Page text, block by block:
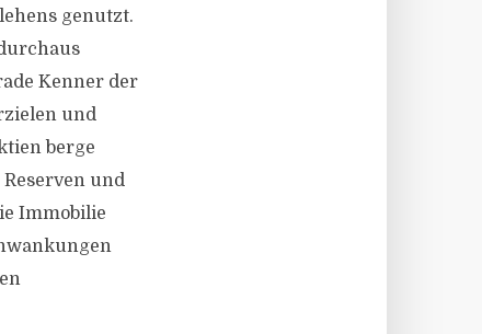
genutzt.
Kenner der
und
berge
und
Immobilie